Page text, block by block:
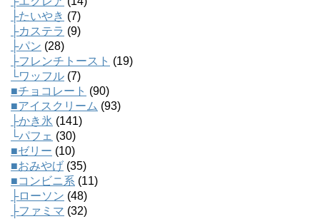
├たいやき (7)
├カステラ (9)
├パン (28)
├フレンチトースト (19)
└ワッフル (7)
■チョコレート (90)
■アイスクリーム (93)
├かき氷 (141)
└パフェ (30)
■ゼリー (10)
■おみやげ (35)
■コンビニ系 (11)
├ローソン (48)
├ファミマ (32)